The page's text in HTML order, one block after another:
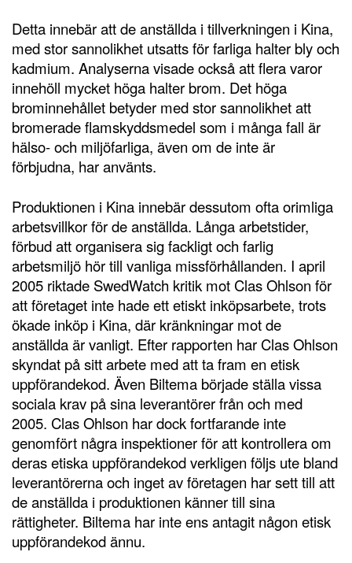
Detta innebär att de anställda i tillverkningen i Kina,
med stor sannolikhet utsatts för farliga halter bly och
kadmium. Analyserna visade också att flera varor
innehöll mycket höga halter brom. Det höga
brominnehållet betyder med stor sannolikhet att
bromerade flamskyddsmedel som i många fall är
hälso- och miljöfarliga, även om de inte är
förbjudna, har använts.
Produktionen i Kina innebär dessutom ofta orimliga
arbetsvillkor för de anställda. Långa arbetstider,
förbud att organisera sig fackligt och farlig
arbetsmiljö hör till vanliga missförhållanden. I april
2005 riktade SwedWatch kritik mot Clas Ohlson för
att företaget inte hade ett etiskt inköpsarbete, trots
ökade inköp i Kina, där kränkningar mot de
anställda är vanligt. Efter rapporten har Clas Ohlson
skyndat på sitt arbete med att ta fram en etisk
uppförandekod. Även Biltema började ställa vissa
sociala krav på sina leverantörer från och med
2005. Clas Ohlson har dock fortfarande inte
genomfört några inspektioner för att kontrollera om
deras etiska uppförandekod verkligen följs ute bland
leverantörerna och inget av företagen har sett till att
de anställda i produktionen känner till sina
rättigheter. Biltema har inte ens antagit någon etisk
uppförandekod ännu.